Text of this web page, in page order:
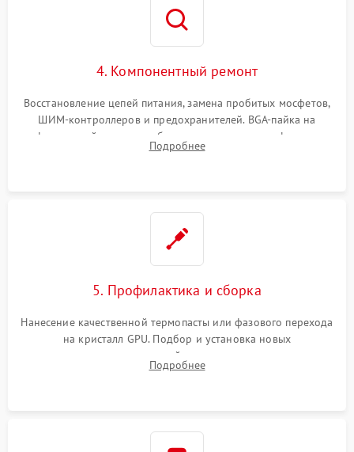
4. Компонентный ремонт
Восстановление цепей питания, замена пробитых мосфетов,
ШИМ-контроллеров и предохранителей. BGA-пайка на
инфракрасной станции реболлинг или замена графического
чипа и дефектной памяти GDDR. Прошивка BIOS
Подробнее
5. Профилактика и сборка
Нанесение качественной термопасты или фазового перехода
на кристалл GPU. Подбор и установка новых
термопрокладок правильной толщины на память и цепи
питания. Монтаж радиатора и бэкплейта, подключение и
Подробнее